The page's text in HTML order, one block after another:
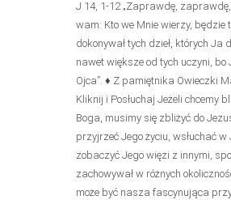
J 14, 1-12 „Zaprawdę,
wam: Kto we Mnie wierzy, będzie
dokonywał tych dzieł, których Ja
nawet większe od tych uczyni, bo
Ojca”. ♦ Z pamiętnika Owieczki
Kliknij i Posłuchaj Jeżeli chcemy
Boga, musimy się zbliżyć do
przyjrzeć Jego życiu, wsłuchać w
zobaczyć Jego więzi z innymi,
zachowywał w różnych
może być nasza fascynująca